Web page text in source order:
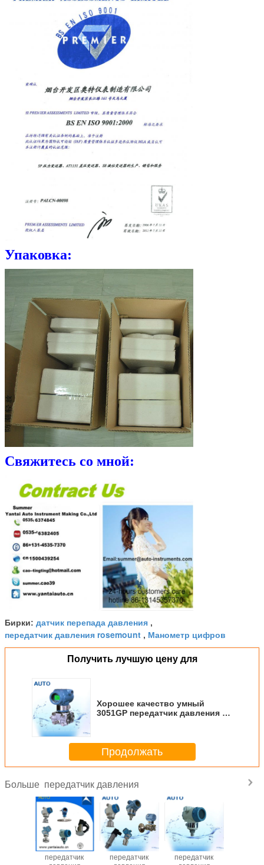
Упаковка:
Свяжитесь со мной:
Бирки: датчик перепада давления ,
передатчик давления rosemount , Манометр цифров
Получить лучшую цену для
Хорошее качество умный
3051GP передатчик давления с
Продолжать
Больше передатчик давления
Принцип работы
дифференциального
Дифференциальный
передатчик
Передатчик
давления